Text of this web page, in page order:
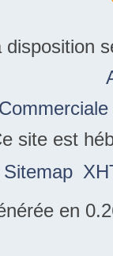
site est
Sitemap
en